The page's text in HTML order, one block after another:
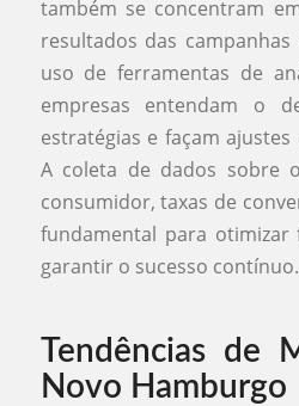
também se concentram
resultados das
uso de ferramentas de
empresas entendam o
estratégias e façam
A coleta de dados sobre
consumidor, taxas de
fundamental para otimizar
garantir o sucesso contínuo.
Tendências de
Novo Hamburgo